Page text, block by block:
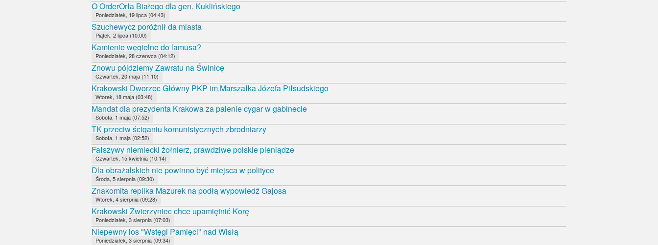
O OrderOrła Białego dla gen. Kuklińskiego
Poniedziałek, 19 lipca (04:43)
Szuchewycz poróżnił da miasta
Piątek, 2 lipca (10:00)
Kamienie węgielne do lamusa?
Poniedziałek, 28 czerwca (04:12)
Znowu pójdziemy Zawratu na Świnicę
Czwartek, 20 maja (11:10)
Krakowski Dworzec Główny PKP im.Marszałka Józefa Piłsudskiego
Wtorek, 18 maja (03:48)
Mandat dla prezydenta Krakowa za palenie cygar w gabinecie
Sobota, 1 maja (07:52)
TK przeciw ściganiu komunistycznych zbrodniarzy
Sobota, 1 maja (02:52)
Fałszywy niemiecki żołnierz, prawdziwe polskie pieniądze
Czwartek, 15 kwietnia (10:14)
Dla obrażalskich nie powinno być miejsca w polityce
Środa, 5 sierpnia (09:30)
Znakomita replika Mazurek na podłą wypowiedź Gajosa
Wtorek, 4 sierpnia (09:28)
Krakowski Zwierzyniec chce upamiętnić Korę
Poniedziałek, 3 sierpnia (07:03)
Niepewny los "Wstęgi Pamięci" nad Wisłą
Poniedziałek, 3 sierpnia (09:34)